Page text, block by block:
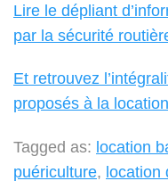
Lire le dépliant
par la sécurité
Et retrouvez
proposés à la
Tagged as: location
puériculture, location